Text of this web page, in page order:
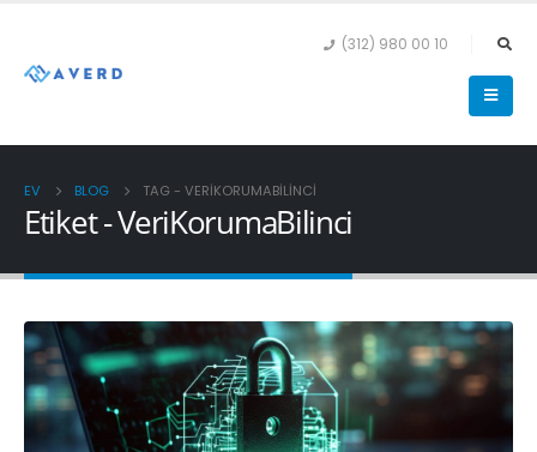
(312) 980 00 10
EV BLOG TAG - VERIKORUMABILINCI
Etiket - VeriKorumaBilinci